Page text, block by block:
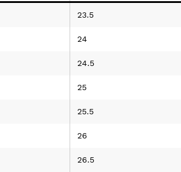
23.5
24
24.5
25
25.5
26
26.5